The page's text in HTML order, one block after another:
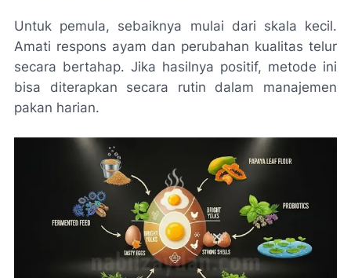
Untuk pemula, sebaiknya mulai dari skala kecil.
Amati respons ayam dan perubahan kualitas telur
secara bertahap. Jika hasilnya positif, metode ini
bisa diterapkan secara rutin dalam manajemen
pakan harian.